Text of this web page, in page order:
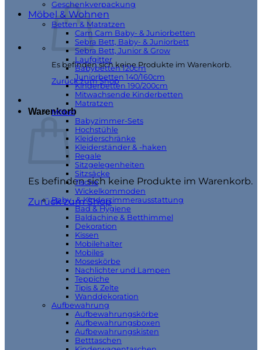
Es befinden sich keine Produkte im Warenkorb.
Zurück zum Shop
Warenkorb
Es befinden sich keine Produkte im Warenkorb.
Zurück zum Shop
Geschenkverpackung
Möbel & Wohnen
Betten & Matratzen
Cam Cam Baby- & Juniorbetten
Sebra Bett, Baby- & Juniorbett
Sebra Bett, Junior & Grow
Laufgitter
Babybetten 120cm
Juniorbetten 140/160cm
Kinderbetten 190/200cm
Mitwachsende Kinderbetten
Matratzen
Möbel
Babyzimmer-Sets
Hochstühle
Kleiderschränke
Kleiderständer & -haken
Regale
Sitzgelegenheiten
Sitzsäcke
Tische
Wickelkommoden
Baby- & Kinderzimmerausstattung
Bad & Hygiene
Baldachine & Betthimmel
Dekoration
Kissen
Mobilehalter
Mobiles
Moseskörbe
Nachlichter und Lampen
Teppiche
Tipis & Zelte
Wanddekoration
Aufbewahrung
Aufbewahrungskörbe
Aufbewahrungsboxen
Aufbewahrungskisten
Betttaschen